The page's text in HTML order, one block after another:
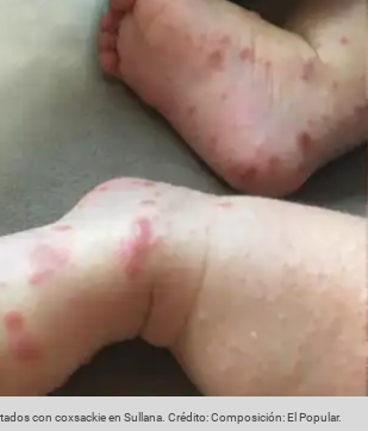
con coxsackie en Sullana. Crédito: Composición: El Popular.